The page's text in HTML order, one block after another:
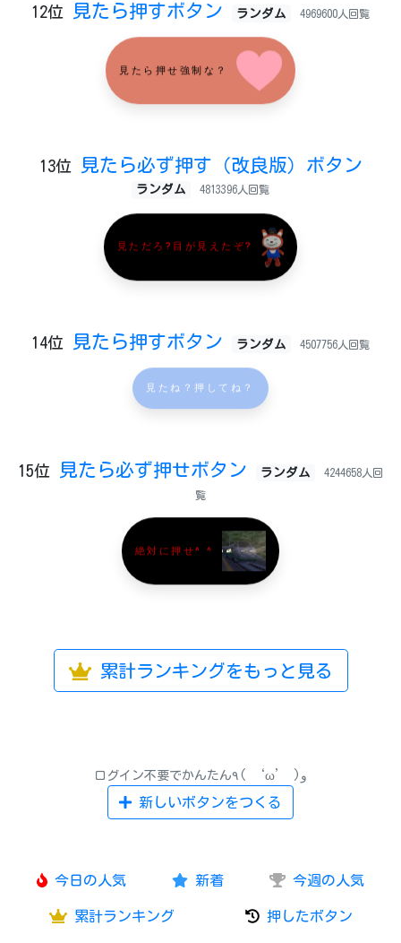
12位 見たら押すボタン ランダム 4969600人回覧
見たら押せ強制な？
13位 見たら必ず押す（改良版）ボタン
ランダム 4813396人回覧
見ただろ?目が見えたぞ?
14位 見たら押すボタン ランダム 4507756人回覧
見たね？押してね？
15位 見たら必ず押せボタン ランダム 4244658人回
覧
絶対に押せ^ ^
累計ランキングをもっと見る
ログイン不要でかんたん٩( ‘ω’ )و
新しいボタンをつくる
今日の人気 新着 今週の人気
累計ランキング 押したボタン